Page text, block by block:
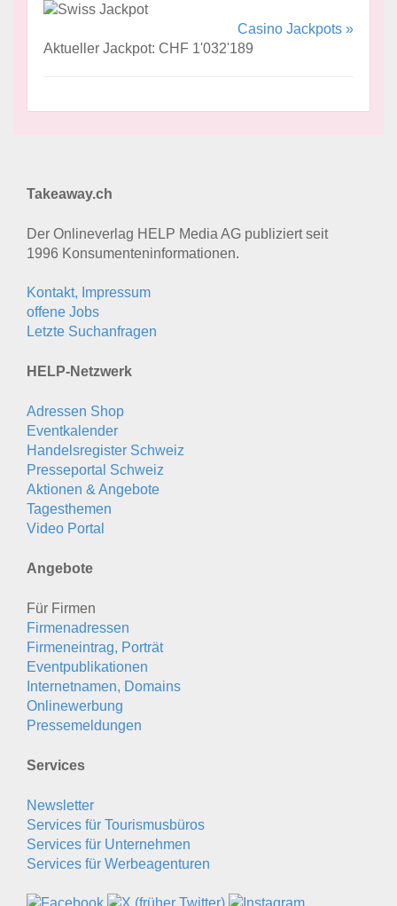
Casino Jackpots »
Aktueller Jackpot: CHF 1'032'189
Takeaway.ch
Der Onlineverlag HELP Media AG publiziert seit
1996 Konsumenten­informationen.
Kontakt, Impressum
offene Jobs
Letzte Suchanfragen
HELP-Netzwerk
Adressen Shop
Eventkalender
Handelsregister Schweiz
Presseportal Schweiz
Aktionen & Angebote
Tagesthemen
Video Portal
Angebote
Für Firmen
Firmenadressen
Firmeneintrag, Porträt
Eventpublikationen
Internetnamen, Domains
Onlinewerbung
Pressemeldungen
Services
Newsletter
Services für Tourismusbüros
Services für Unternehmen
Services für Werbeagenturen